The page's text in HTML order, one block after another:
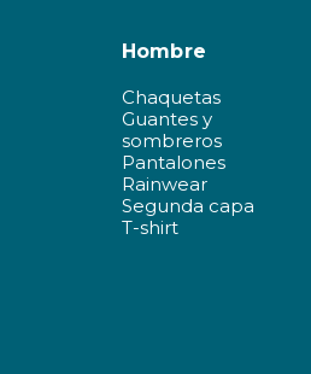
Hombre
Chaquetas
Guantes y
sombreros
Pantalones
Rainwear
Segunda capa
T-shirt